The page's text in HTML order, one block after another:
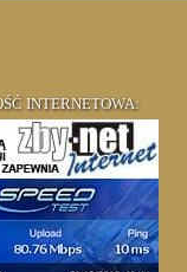
INTERNETOWA: